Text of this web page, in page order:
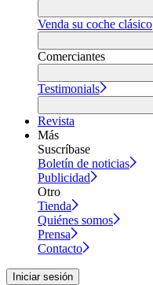
Venda su coche clásico
Comerciantes
Testimonials
Revista
Más
Suscríbase
Boletín de noticias
Publicidad
Otro
Tienda
Quiénes somos
Prensa
Contacto
Iniciar sesión